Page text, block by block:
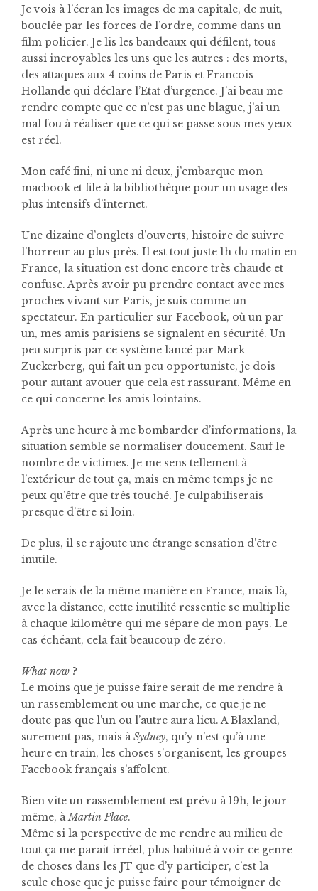
Je vois à l’écran les images de ma capitale, de nuit,
bouclée par les forces de l’ordre, comme dans un
film policier. Je lis les bandeaux qui défilent, tous
aussi incroyables les uns que les autres : des morts,
des attaques aux 4 coins de Paris et Francois
Hollande qui déclare l’Etat d’urgence. J’ai beau me
rendre compte que ce n’est pas une blague, j’ai un
mal fou à réaliser que ce qui se passe sous mes yeux
est réel.
Mon café fini, ni une ni deux, j’embarque mon
macbook et file à la bibliothèque pour un usage des
plus intensifs d’internet.
Une dizaine d’onglets d’ouverts, histoire de suivre
l’horreur au plus près. Il est tout juste 1h du matin en
France, la situation est donc encore très chaude et
confuse. Après avoir pu prendre contact avec mes
proches vivant sur Paris, je suis comme un
spectateur. En particulier sur Facebook, où un par
un, mes amis parisiens se signalent en sécurité. Un
peu surpris par ce système lancé par Mark
Zuckerberg, qui fait un peu opportuniste, je dois
pour autant avouer que cela est rassurant. Même en
ce qui concerne les amis lointains.
Après une heure à me bombarder d’informations, la
situation semble se normaliser doucement. Sauf le
nombre de victimes. Je me sens tellement à
l’extérieur de tout ça, mais en même temps je ne
peux qu’être que très touché. Je culpabiliserais
presque d’être si loin.
De plus, il se rajoute une étrange sensation d’être
inutile.
Je le serais de la même manière en France, mais là,
avec la distance, cette inutilité ressentie se multiplie
à chaque kilomètre qui me sépare de mon pays. Le
cas échéant, cela fait beaucoup de zéro.
What now ?
Le moins que je puisse faire serait de me rendre à
un rassemblement ou une marche, ce que je ne
doute pas que l’un ou l’autre aura lieu. A Blaxland,
surement pas, mais àSydney, qu’y n’est qu’à une
heure en train, les choses s’organisent, les groupes
Facebook français s’affolent.
Bien vite un rassemblement est prévu à 19h, le jour
même, àMartin Place.
Même si la perspective de me rendre au milieu de
tout ça me parait irréel, plus habitué à voir ce genre
de choses dans les JT que d’y participer, c’est la
seule chose que je puisse faire pour témoigner de